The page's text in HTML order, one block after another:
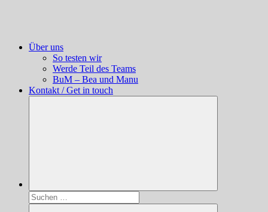
Über uns
So testen wir
Werde Teil des Teams
BuM – Bea und Manu
Kontakt / Get in touch
Suchen
nach: